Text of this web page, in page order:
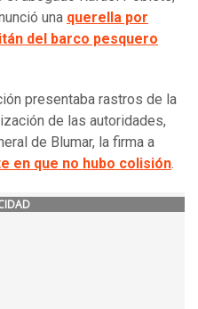
una querella por
del barco pesquero
presentaba rastros de la
de las autoridades,
de Blumar, la firma a
en que no hubo colisión.